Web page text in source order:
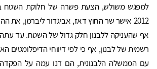
2012 אישר שר החוץ דאז, אביגדור ליברמן,
אף שהעניקה ללבנון חלק גדול של השטח. עד
רשמית של לבנון, אף כי לפי דיווחי הדיפלומטים
עם הממשלה הלבנונית, הם דנו עמה על